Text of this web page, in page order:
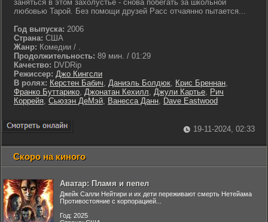
заняться в этом захолустье - снова побегать за школьной
любовью Тарой. Без помощи друзей Расс отчаянно пытается...
Год выпуска: 2006
Страна: США
Жанр: Комедии / .
Продолжительность: 89 мин. / 01:29
Качество: DVDRip
Режиссер: Джо Кингсли
В ролях: Керстен Бабич, Даниэль Болдюк, Крис Бреннан,
Франко Буттарико, Джонатан Кехилл, Джули Картье, Рич
Коррейя, Сьюзэн ДеМэй, Ванесса Данн, Dave Eastwood
19-11-2024, 02:33
Скоро на киного
Аватар: Пламя и пепел
Джейк Салли Нейтири и их дети переживают смерть Нетейама
Противостояние с корпорацией...
Год: 2025